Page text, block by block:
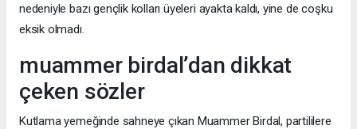
nedeniyle bazı gençlik kolları üyeleri ayakta kaldı, yine de coşku
eksik olmadı.
muammer birdal’dan dikkat
çeken sözler
Kutlama yemeğinde sahneye çıkan Muammer Birdal, partililere